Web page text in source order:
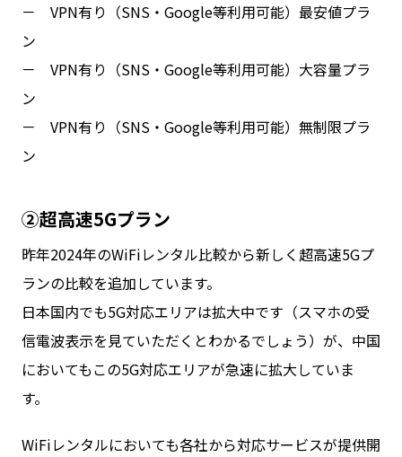
－ VPN有り（SNS・Google等利用可能）最安値プラ
ン
－ VPN有り（SNS・Google等利用可能）大容量プラ
ン
－ VPN有り（SNS・Google等利用可能）無制限プラ
ン
②超高速5Gプラン
昨年2024年のWiFiレンタル比較から新しく超高速5Gプ
ランの比較を追加しています。
日本国内でも5G対応エリアは拡大中です（スマホの受
信電波表示を見ていただくとわかるでしょう）が、中国
においてもこの5G対応エリアが急速に拡大していま
す。
WiFiレンタルにおいても各社から対応サービスが提供開